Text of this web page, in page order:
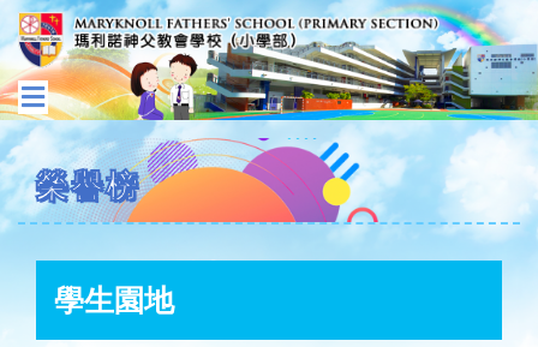
榮譽榜
學生園地